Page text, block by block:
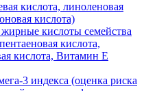
кислота, линоленовая
кислота)
кислоты семейства
кислота,
кислота, Витамин E
3 индекса (оценка риска